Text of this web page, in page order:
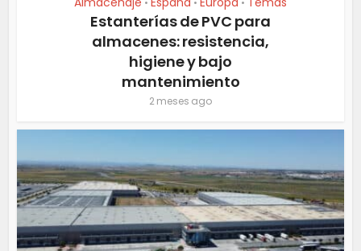
Estanterías de PVC para
almacenes: resistencia,
higiene y bajo
mantenimiento
2 meses ago